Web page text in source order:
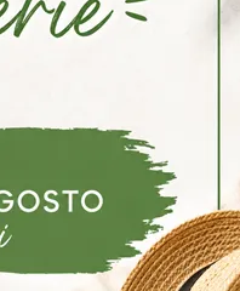
Richiedi